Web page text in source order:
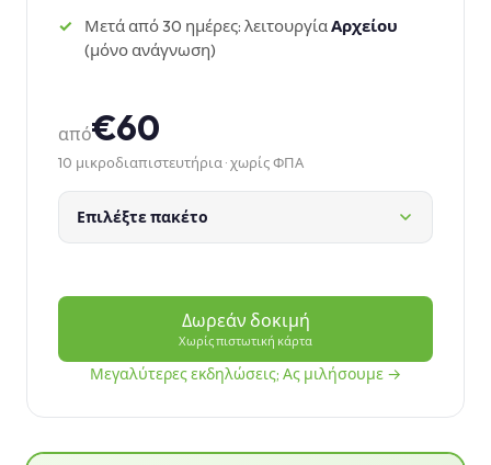
Μετά από 30 ημέρες: λειτουργίαΑρχείου
(μόνο ανάγνωση)
από€60
10 μικροδιαπιστευτήρια · χωρίς ΦΠΑ
Επιλέξτε πακέτο
Δωρεάν δοκιμή
Χωρίς πιστωτική κάρτα
Μεγαλύτερες εκδηλώσεις; Ας μιλήσουμε →